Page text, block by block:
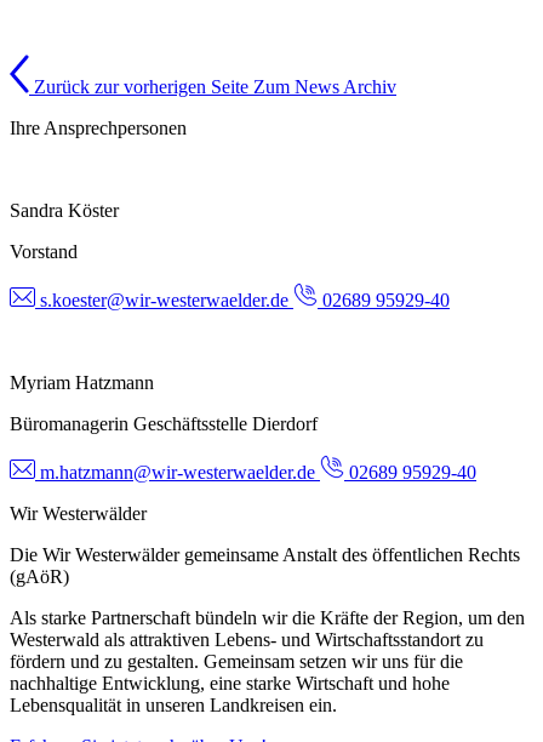
Zurück zur vorherigen Seite Zum News Archiv
Ihre Ansprechpersonen
Sandra Köster
Vorstand
s.koester@wir-westerwaelder.de 02689 95929-40
Myriam Hatzmann
Büromanagerin Geschäftsstelle Dierdorf
m.hatzmann@wir-westerwaelder.de
02689 95929-40
Wir Westerwälder
Die Wir Westerwälder gemeinsame Anstalt des öffentlichen Rechts
(gAöR)
Als starke Partnerschaft bündeln wir die Kräfte der Region, um den
Westerwald als attraktiven Lebens- und Wirtschaftsstandort zu
fördern und zu gestalten. Gemeinsam setzen wir uns für die
nachhaltige Entwicklung, eine starke Wirtschaft und hohe
Lebensqualität in unseren Landkreisen ein.